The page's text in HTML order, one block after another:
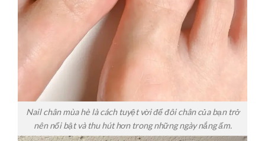
Nail chân mùa hè là cách tuyệt vời để đôi chân của bạn trở
nên nổi bật và thu hút hơn trong những ngày nắng ấm.